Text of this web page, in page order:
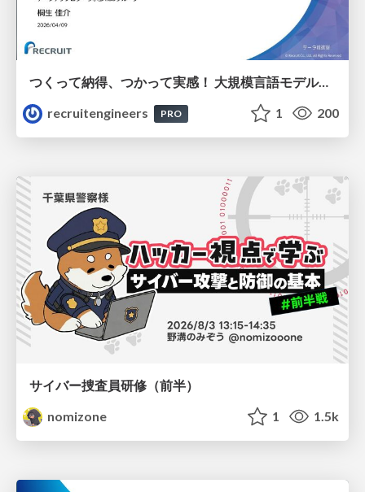
つくって納得、つかって実感！ 大規模言語モデルことはじめ ver2.0
recruitengineers
PRO 1 200
サイバー捜査員研修（前半）
nomizone
1 1.5k